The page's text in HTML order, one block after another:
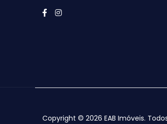
Copyright © 2026 EAB Imóveis.